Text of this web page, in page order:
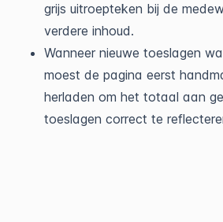
grijs uitroepteken bij de
verdere inhoud.
Wanneer nieuwe toeslagen
moest de pagina eerst
herladen om het totaal aan
toeslagen correct te